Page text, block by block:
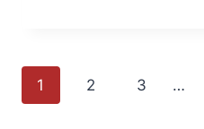
Page
1 2 3 …